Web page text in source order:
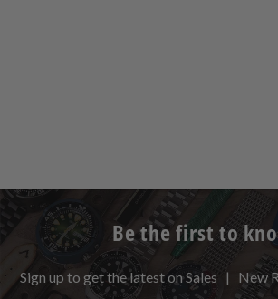
Be the first to
Sign up to get the latest on Sales | New